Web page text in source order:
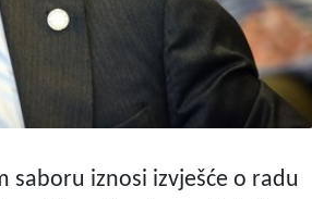
saboru iznosi izvješće o radu